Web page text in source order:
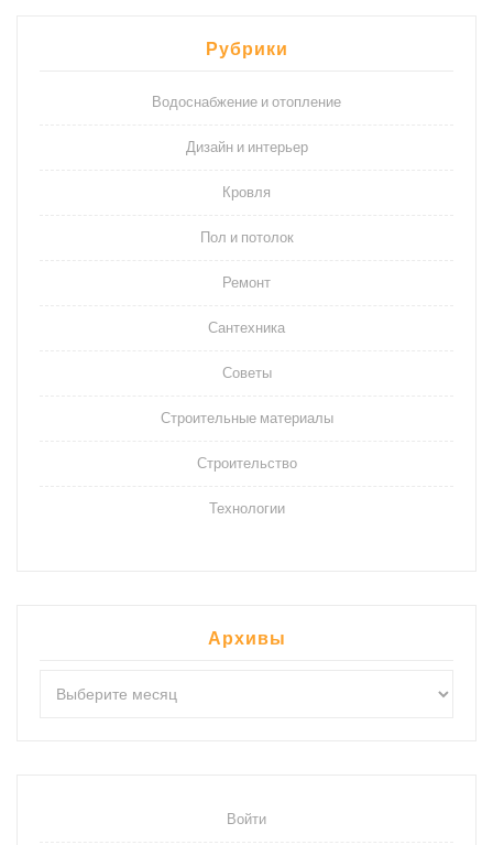
Рубрики
Водоснабжение и отопление
Дизайн и интерьер
Кровля
Пол и потолок
Ремонт
Сантехника
Советы
Строительные материалы
Строительство
Технологии
Архивы
Войти